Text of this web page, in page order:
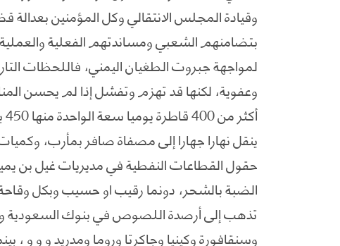
وقيادة المجلس الانتقالي وكل المؤمنين
بتضامنهم الشعبي ومساندتهم الفعلية
لمواجهة جبروت الطغيان اليمني، فاللحظات
وعفوية، لكنها قد تهزم وتفشل إذا لم يحسن
ينقل نهارا جهارا إلى مصفاة صافر بمأرب،
حقول القطاعات النفطية في مديريات غيل بن
الضبة بالشحر، دونما رقيب او حسيب وبكل وقاحة
تذهب إلى أرصدة اللصوص في بنوك السعودية
وسنقافورة وكينيا وجاكرتا وروما ومدريد و و